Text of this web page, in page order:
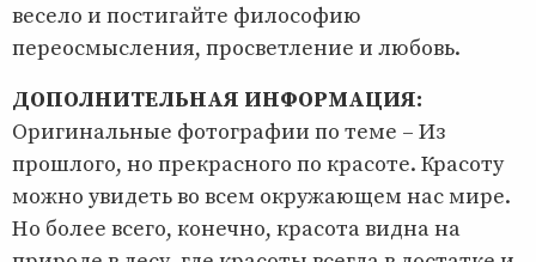
весело и постигайте философию
переосмысления, просветление и любовь.
ДОПОЛНИТЕЛЬНАЯ ИНФОРМАЦИЯ:
Оригинальные фотографии по теме – Из
прошлого, но прекрасного по красоте. Красоту
можно увидеть во всем окружающем нас мире.
Но более всего, конечно, красота видна на